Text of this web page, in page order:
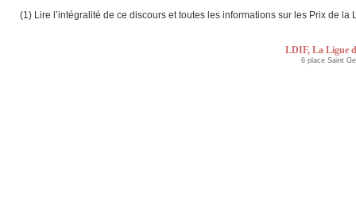
(1) Lire l’intégralité de ce discours et toutes les informations sur les Prix de la
LDIF, La Ligue
6 place Saint